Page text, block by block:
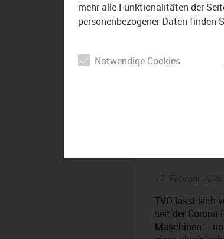
Der
TVO lässt sich
seit der
Maschinen –
mehr alle Funktionalitäten der
personenbezogener Daten finden
Notwendige Cookies